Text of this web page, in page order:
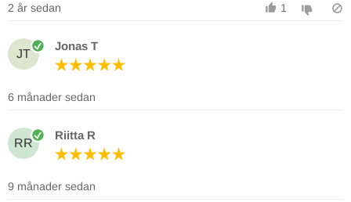
2 år sedan 1
JT
Jonas T
6 månader sedan
RR
Riitta R
9 månader sedan